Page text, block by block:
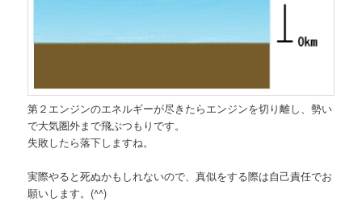
第２エンジンのエネルギーが尽きたらエンジンを切り離し、勢い
で大気圏外まで飛ぶつもりです。
失敗したら落下しますね。
実際やると死ぬかもしれないので、真似をする際は自己責任でお
願いします。(^^)